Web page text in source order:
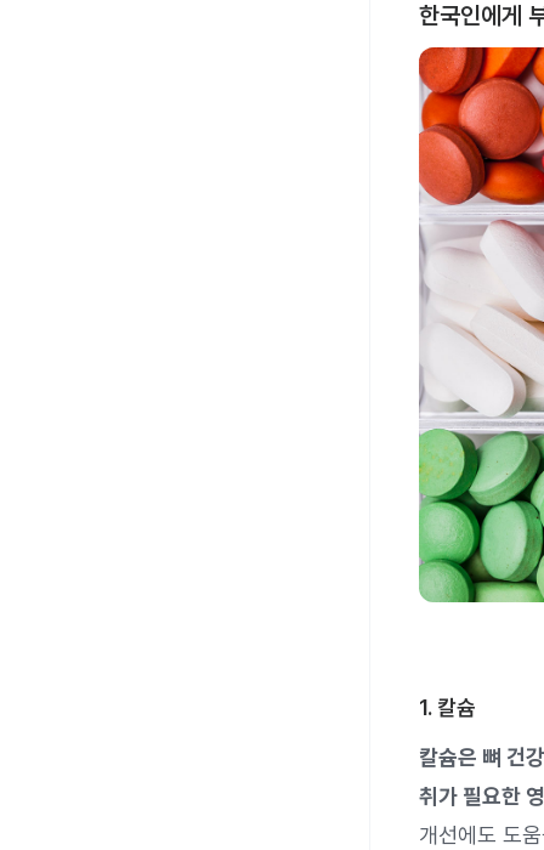
한국인에게
1. 칼슘
칼슘은 뼈 건
취가 필요한
개선에도 도